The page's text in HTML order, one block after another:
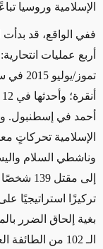
الإسلامية وروسيا
ففي الواقع، قد بدأت
أحمد في إسطنبول.
الإسلامية تحركاتٍ
وناشطي السلام
تركيزًا استراتيجيًا